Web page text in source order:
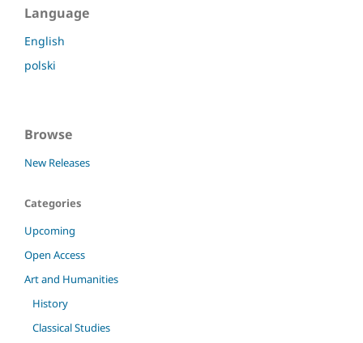
Language
English
polski
Browse
New Releases
Categories
Upcoming
Open Access
Art and Humanities
History
Classical Studies